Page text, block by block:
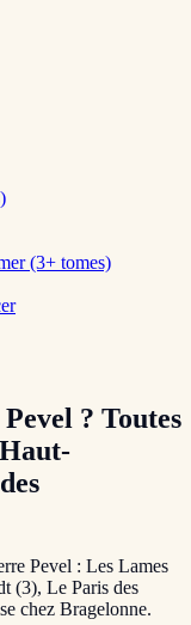
(3+ tomes)
? Toutes
Pevel : Les Lames
(3), Le Paris des
chez Bragelonne.